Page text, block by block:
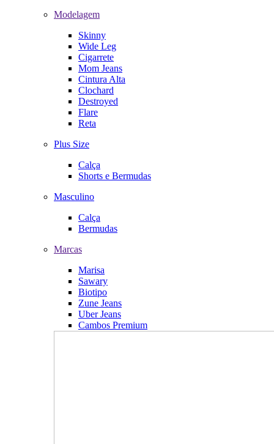
Modelagem
Skinny
Wide Leg
Cigarrete
Mom Jeans
Cintura Alta
Clochard
Destroyed
Flare
Reta
Plus Size
Calça
Shorts e Bermudas
Masculino
Calça
Bermudas
Marcas
Marisa
Sawary
Biotipo
Zune Jeans
Uber Jeans
Cambos Premium